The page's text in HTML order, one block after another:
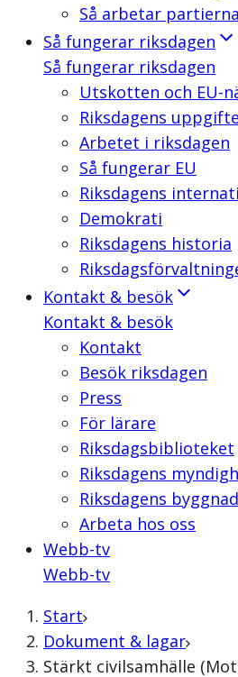
Så arbetar partierna
Så fungerar riksdagen
Så fungerar riksdagen
Utskotten och EU-
Riksdagens
Arbetet i riksdagen
Så fungerar EU
Riksdagens
Demokrati
Riksdagens historia
Kontakt & besök
Kontakt & besök
Kontakt
Besök riksdagen
Press
För lärare
Riksdagsbiblioteket
Riksdagens
Riksdagens
Arbeta hos oss
Webb-tv
Webb-tv
Start
Dokument & lagar
Stärkt civilsamhälle